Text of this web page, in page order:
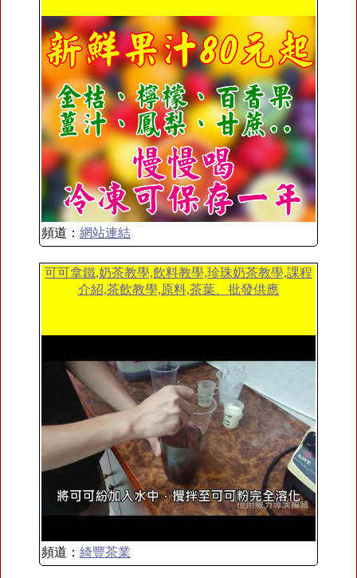
頻道： 網站連結
可可拿鐵,奶茶教學,飲料教學,珍珠奶茶教學,課程
介紹,茶飲教學,原料,茶葉、批發供應
頻道： 綺豐茶業